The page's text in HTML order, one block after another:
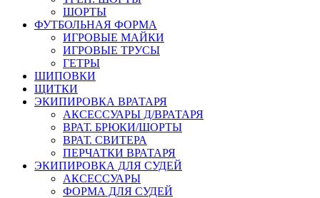
ШОРТЫ
ФУТБОЛЬНАЯ ФОРМА
ИГРОВЫЕ МАЙКИ
ИГРОВЫЕ ТРУСЫ
ГЕТРЫ
ШИПОВКИ
ЩИТКИ
ЭКИПИРОВКА ВРАТАРЯ
АКСЕССУАРЫ Д/ВРАТАРЯ
ВРАТ. БРЮКИ/ШОРТЫ
ВРАТ. СВИТЕРА
ПЕРЧАТКИ ВРАТАРЯ
ЭКИПИРОВКА ДЛЯ СУДЕЙ
АКСЕССУАРЫ
ФОРМА ДЛЯ СУДЕЙ